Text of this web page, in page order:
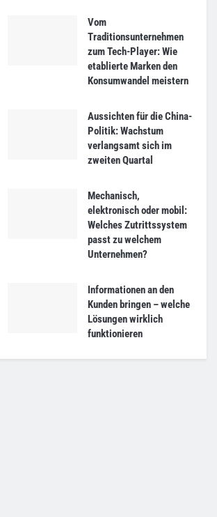
Vom
Traditionsunternehmen
zum Tech-Player: Wie
etablierte Marken den
Konsumwandel meistern
Aussichten für die China-
Politik: Wachstum
verlangsamt sich im
zweiten Quartal
Mechanisch,
elektronisch oder mobil:
Welches Zutrittssystem
passt zu welchem
Unternehmen?
Informationen an den
Kunden bringen – welche
Lösungen wirklich
funktionieren